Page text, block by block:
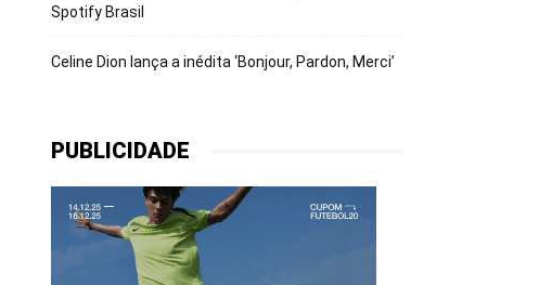
Spotify Brasil
Celine Dion lança a inédita ‘Bonjour, Pardon, Merci’
PUBLICIDADE